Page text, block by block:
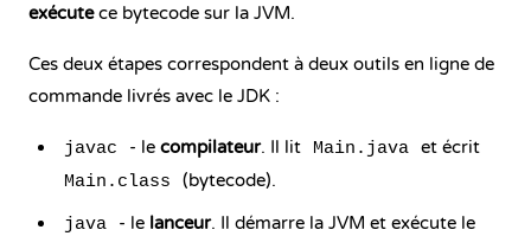
exécutece bytecode sur la JVM.
Ces deux étapes correspondent à deux outils en ligne de
commande livrés avec le JDK :
javac - le compilateur. Il lit Main.java et écrit
Main.class (bytecode).
java - le lanceur. Il démarre la JVM et exécute le